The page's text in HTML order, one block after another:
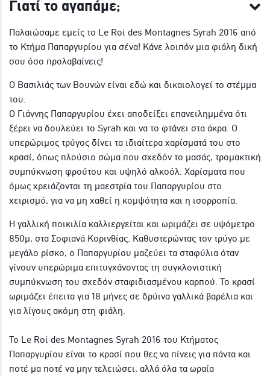
Γιατί το αγαπάμε;
Παλαιώσαμε εμείς το Le Roi des Montagnes Syrah 2016 από
το Κτήμα Παπαργυρίου για σένα! Κάνε λοιπόν μια φιάλη δική
σου όσο προλαβαίνεις!
Ο Βασιλιάς των Βουνών είναι εδώ και δικαιολογεί το στέμμα
του.
Ο Γιάννης Παπαργυρίου έχει αποδείξει επανειλημμένα ότι
ξέρει να δουλεύει το Syrah και να το φτάνει στα άκρα. Ο
υπερώριμος τρύγος δίνει τα ιδιαίτερα χαρίσματά του στο
κρασί, όπως πλούσιο σώμα που σχεδόν το μασάς, τρομακτική
συμπύκνωση φρούτου και υψηλό αλκοόλ. Χαρίσματα που
όμως χρειάζονται τη μαεστρία του Παπαργυρίου στο
χειρισμό, για να μη χαθεί η κομψότητα και η ισορροπία.
Η γαλλική ποικιλία καλλιεργείται και ωριμάζει σε υψόμετρο
850μ, στα Σοφιανά Κορινθίας. Καθυστερώντας τον τρύγο με
μεγάλο ρίσκο, ο Παπαργυρίου μαζεύει τα σταφύλια όταν
γίνουν υπερώριμα επιτυγχάνοντας τη συγκλονιστική
συμπύκνωση του σχεδόν σταφιδιασμένου καρπού. Το κρασί
ωριμάζει έπειτα για 18 μήνες σε δρύινα γαλλικά βαρέλια και
για λίγους ακόμη στη φιάλη.
Το Le Roi des Montagnes Syrah 2016 του Κτήματος
Παπαργυρίου είναι το κρασί που θες να πίνεις για πάντα και
ποτέ μα ποτέ να μην τελειώσει, αλλά όλα τα ωραία